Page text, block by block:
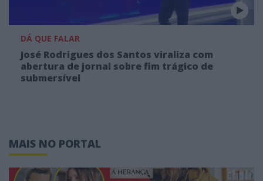
DÁ QUE FALAR
José Rodrigues dos Santos viraliza com
abertura de jornal sobre fim trágico de
submersível
MAIS NO PORTAL